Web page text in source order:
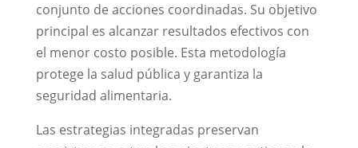
conjunto de acciones coordinadas. Su objetivo
principal es alcanzar resultados efectivos con
el menor costo posible. Esta metodología
protege la salud pública y garantiza la
seguridad alimentaria.
Las estrategias integradas preservan